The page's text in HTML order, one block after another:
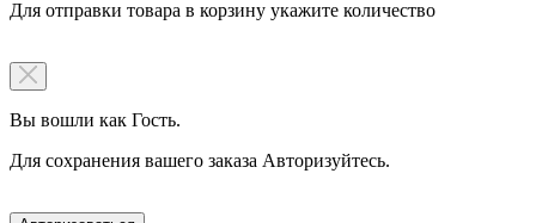
Для отправки товара в корзину укажите количество
Вы вошли как Гость.
Для сохранения вашего заказа Авторизуйтесь.